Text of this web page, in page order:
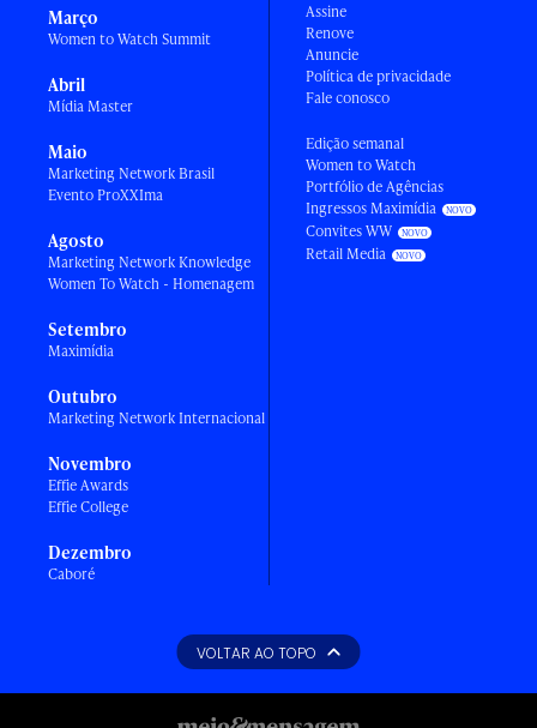
Março
Women to Watch Summit
Abril
Mídia Master
Maio
Marketing Network Brasil
Evento ProXXIma
Agosto
Marketing Network Knowledge
Women To Watch - Homenagem
Setembro
Maximídia
Outubro
Marketing Network Internacional
Novembro
Effie Awards
Effie College
Dezembro
Caboré
Assine
Renove
Anuncie
Política de privacidade
Fale conosco
Edição semanal
Women to Watch
Portfólio de Agências
Ingressos Maximídia
Convites WW
Retail Media
VOLTAR AO TOPO